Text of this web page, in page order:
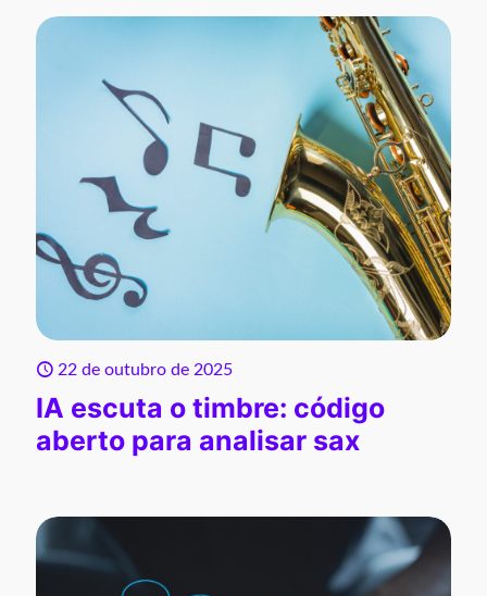
22 de outubro de 2025
IA escuta o timbre: código
aberto para analisar sax